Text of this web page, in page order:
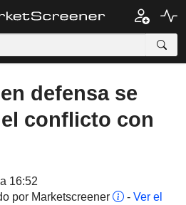
defensa se
conflicto con
16:52
por Marketscreener
- Ver el